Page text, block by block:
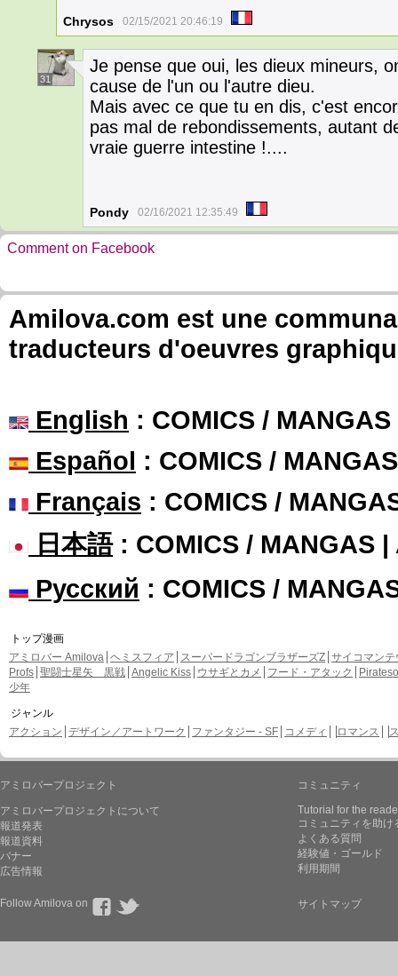
Chrysos 02/15/2021 20:46:19
31
Je pense que oui, les dieux mineurs,
cause de l'un ou l'autre dieu.
Mais avec ce que tu en dis, c'est
pas mal de rebondissements, autant
vraie guerre intestine !....
Pondy 02/16/2021 12:35:49
Comment on Facebook
Amilova.com est une
traducteurs d'oeuvres
English : COMICS /
Español : COMICS /
Français : COMICS /
日本語: COMICS / MANGAS |
Русский : COMICS /
トップ漫画
アミロバー Amilova ヘミスフィア スーパードラゴンブラザーズZ サイコマンテ
Profs 聖闘士星矢 黒戦 Angelic Kiss ウサギとカメ フード・アタック
少年
ジャンル
アクション デザイン／アートワーク ファンタジー - SF コメディ ロマンス
アミロバープロジェクト
アミロバープロジェクトについて
報道発表
報道資料
バナー
広告情報
コミュニティ
Tutorial for the
コミュニティを助け
よくある質問
経験値・ゴールド
利用期間
Follow Amilova on サイトマップ